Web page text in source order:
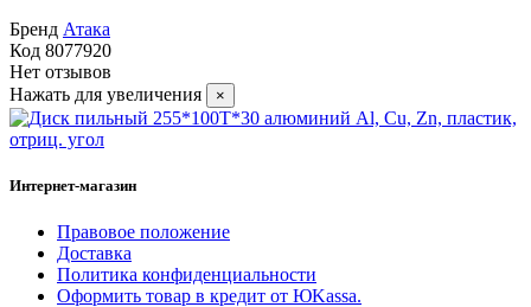
Бренд Атака
Код 8077920
Нет отзывов
Нажать для увеличения
×
Интернет-магазин
Правовое положение
Доставка
Политика конфиденциальности
Оформить товар в кредит от ЮKassa.